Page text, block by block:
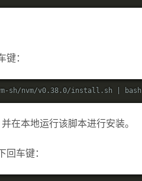
键：
sh/nvm/v0.38.0/install.sh | bash
在本地运行该脚本进行安装。
回车键：